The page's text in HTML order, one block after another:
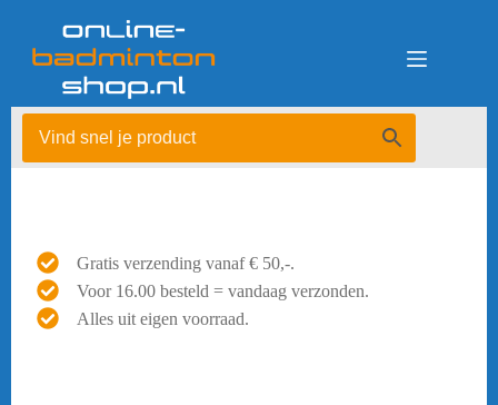
Gratis verzending vanaf € 50,-.
Voor 16.00 besteld = vandaag verzonden.
Alles uit eigen voorraad.